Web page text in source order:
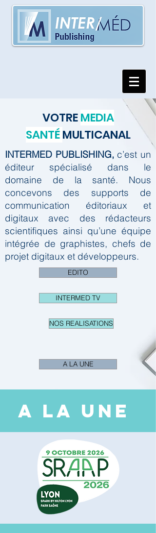
VOTREMEDIA
SANTÉMULTICANAL
INTERMED PUBLISHING, c’est un
éditeur spécialisé dans le
domaine de la santé. Nous
concevons des supports de
communication éditoriaux et
digitaux avec des rédacteurs
scientifiques ainsi qu’une équipe
intégrée de graphistes, chefs de
projet digitaux et développeurs.
EDITO
INTERMED TV
NOS REALISATIONS
A LA UNE
A LA UNE